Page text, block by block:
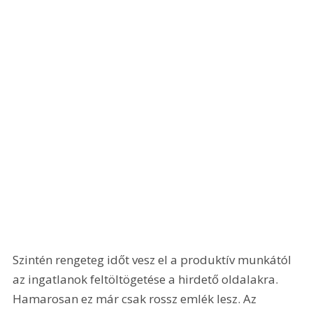
Szintén rengeteg időt vesz el a produktív munkától
az ingatlanok feltöltögetése a hirdető oldalakra.
Hamarosan ez már csak rossz emlék lesz. Az